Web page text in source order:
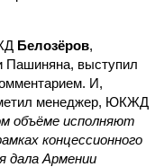
Белозёров,
Пашиняна, выступил
И,
менеджер, ЮКЖД
объёме исполняют
концессионного
дала Армении